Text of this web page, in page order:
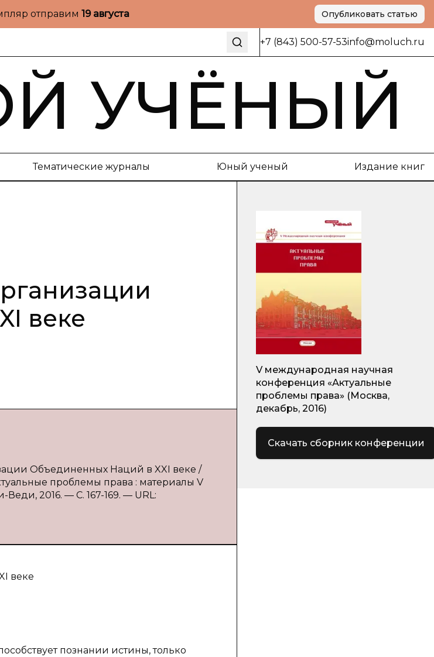
отправим 19 августа Опубликовать статью
+7 (843) 500-57-53info@moluch.ru
УЧЁНЫЙ
Тематические журналы Юный ученый Издание книг
веке
Объединенных Наций в XXI веке /
проблемы права : материалы V
2016. — С. 167-169. — URL:
веке
познании истины, только
V международная научная
конференция «Актуальные
проблемы права» (Москва,
декабрь, 2016)
Скачать сборник конференции